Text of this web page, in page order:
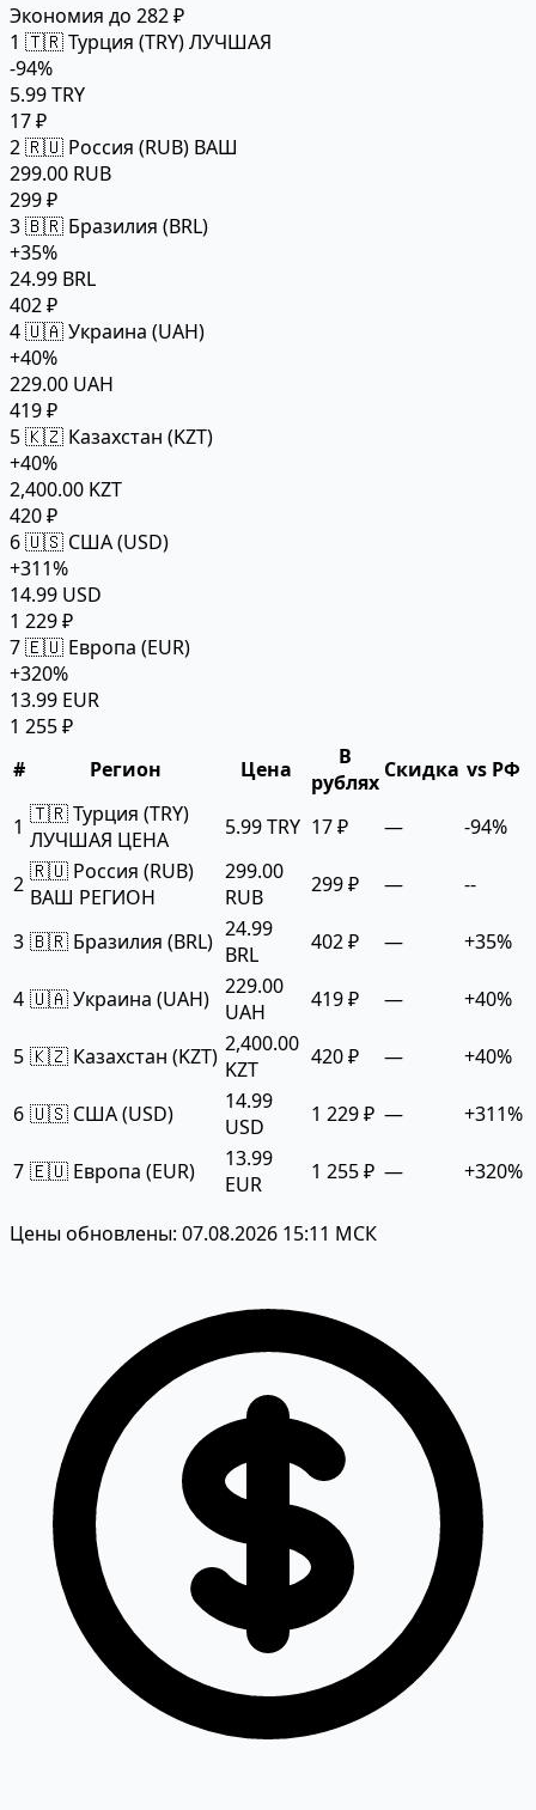
Экономия до 282 ₽
1 🇹🇷 Турция (TRY)ЛУЧШАЯ
-94%
5.99 TRY
17 ₽
2🇷🇺 Россия (RUB) ВАШ
299.00 RUB
299 ₽
3🇧🇷 Бразилия (BRL)
+35%
24.99 BRL
402 ₽
4🇺🇦 Украина (UAH)
+40%
229.00 UAH
419 ₽
5🇰🇿 Казахстан (KZT)
+40%
2,400.00 KZT
420 ₽
6🇺🇸 США (USD)
+311%
14.99 USD
1 229 ₽
7🇪🇺 Европа (EUR)
+320%
13.99 EUR
1 255 ₽
#
Регион Цена
В
рублях Скидка vs РФ
1 🇹🇷 Турция (TRY)
ЛУЧШАЯ ЦЕНА
5.99 TRY 17 ₽ — -94%
2 🇷🇺 Россия (RUB)
ВАШ РЕГИОН
299.00
RUB
299 ₽ — --
3 🇧🇷 Бразилия (BRL) 24.99
BRL
402 ₽ — +35%
4 🇺🇦 Украина (UAH) 229.00
UAH
419 ₽ — +40%
5 🇰🇿 Казахстан (KZT) 2,400.00
KZT
420 ₽ — +40%
6 🇺🇸 США (USD)
14.99
USD
1 229 ₽ — +311%
7 🇪🇺 Европа (EUR)
13.99
EUR
1 255 ₽ — +320%
Цены обновлены: 07.08.2026 15:11 МСК